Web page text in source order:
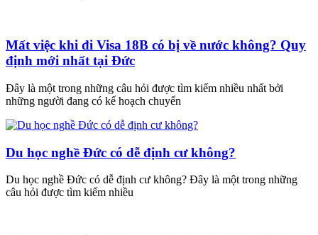
Mất việc khi đi Visa 18B có bị về nước không? Quy
định mới nhất tại Đức
Đây là một trong những câu hỏi được tìm kiếm nhiều nhất bởi
những người đang có kế hoạch chuyển
Du học nghề Đức có dễ định cư không?
Du học nghề Đức có dễ định cư không? Đây là một trong những
câu hỏi được tìm kiếm nhiều